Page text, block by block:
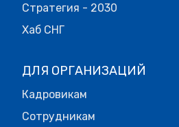
Стратегия - 2030
Хаб СНГ
ДЛЯ ОРГАНИЗАЦИЙ
Кадровикам
Сотрудникам